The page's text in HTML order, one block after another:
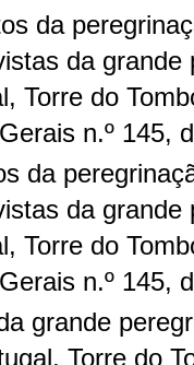
da
da grande
Torre do
n.º 145,
da
da grande
Torre do
n.º 145,
grande
Torre do